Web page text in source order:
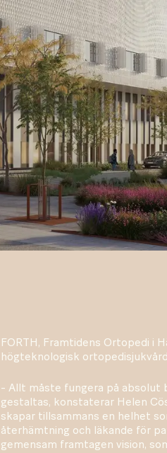
FORTH, Framtidens Ortopedi i
högteknologisk
- Allt måste fungera på absolut
gestaltas, konstaterar Helen
skapar tillsammans en helhet
återhämtning och läkande för
gemensam framtagen vision,